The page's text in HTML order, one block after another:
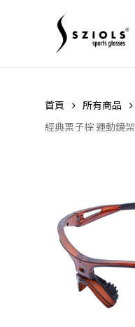
首頁 所有商品
經典栗子棕 運動鏡架